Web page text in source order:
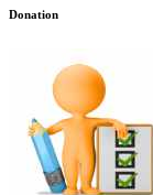
Donation